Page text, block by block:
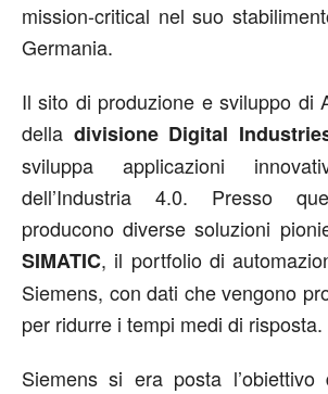
mission-critical nel suo
Germania.
Il sito di produzione e sviluppo di
della divisione Digital
sviluppa applicazioni
dell’Industria 4.0. Presso
producono diverse soluzioni
SIMATIC, il portfolio di
Siemens, con dati che vengono
per ridurre i tempi medi di risposta.
Siemens si era posta